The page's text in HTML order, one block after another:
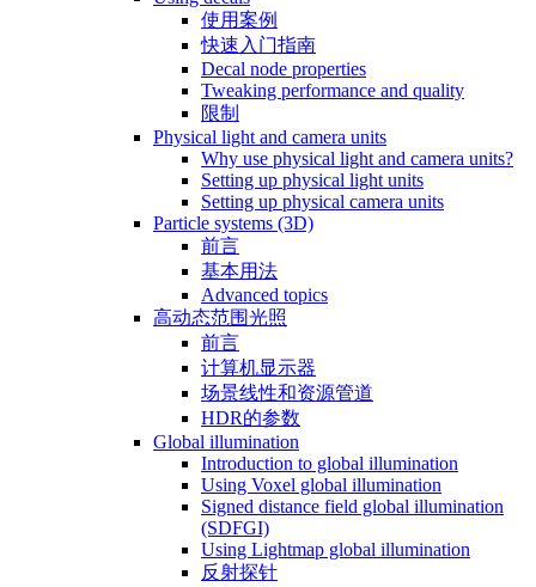
使用案例
快速入门指南
Decal node properties
Tweaking performance and quality
限制
Physical light and camera units
Why use physical light and camera units?
Setting up physical light units
Setting up physical camera units
Particle systems (3D)
前言
基本用法
Advanced topics
高动态范围光照
前言
计算机显示器
场景线性和资源管道
HDR的参数
Global illumination
Introduction to global illumination
Using Voxel global illumination
Signed distance field global illumination
(SDFGI)
Using Lightmap global illumination
反射探针